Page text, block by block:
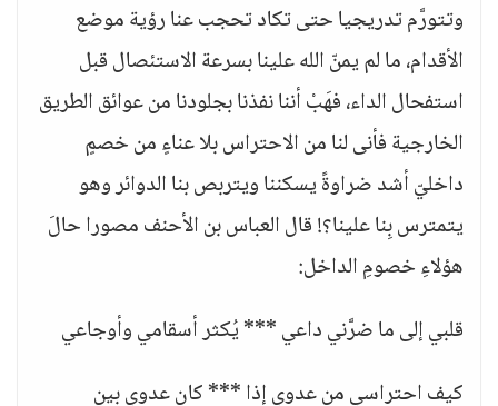
وتتورَّم تدريجيا حتى تكاد تحجب عنا رؤية موضع
الأقدام، ما لم يمنّ الله علينا بسرعة الاستئصال قبل
استفحال الداء، فهَبْ أننا نفذنا بجلودنا من عوائق الطريق
الخارجية فأنى لنا من الاحتراس بلا عناءٍ من خصمٍ
داخليّ أشد ضراوةً يسكننا ويتربص بنا الدوائر وهو
يتمترس بِنا علينا؟! قال العباس بن الأحنف مصورا حالَ
هؤلاءِ خصومِ الداخل:
قلبي إلى ما ضرَّني داعي *** يُكثر أسقامي وأوجاعي
كيف احتراسي من عدوي إذا *** كان عدوي بين